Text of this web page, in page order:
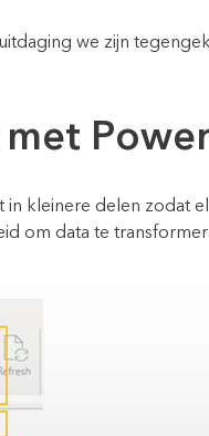
we zijn
kleinere delen zodat
om data te